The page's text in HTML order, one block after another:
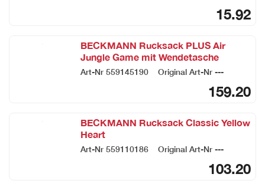
15.92
BECKMANN Rucksack PLUS Air
Jungle Game mit Wendetasche
Art-Nr 559145190 Original Art-Nr ---
159.20
BECKMANN Rucksack Classic Yellow
Heart
Art-Nr 559110186 Original Art-Nr ---
103.20